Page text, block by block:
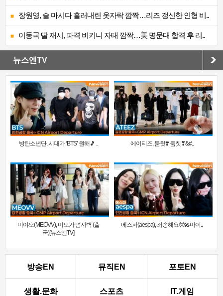
장원영, 술 마시다 흘러내린 옷자락 깜짝…리즈 갱신한 인형 비..
이동국 딸 재시, 파격 비키니 자태 깜짝…美 명문대 합격 후 리..
뉴스엔TV
방탄소년단, 시대가 ‘BTS’ 원해🎵 .. 에이티즈, 둠칫❣️ 둠칫❣&#..
미야오(MEOVV), 미모가 넘사벽 (출
국)[뉴스엔TV]
에스파(aespa), 죄송해요🥺🎤마이..
방송EN 뮤직EN 포토EN
생활.문화 스포츠 IT.게임